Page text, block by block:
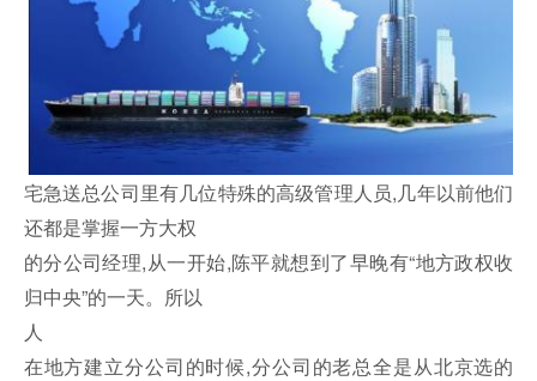
宅急送总公司里有几位特殊的高级管理人员,几年以前他们
还都是掌握一方大权
的分公司经理,从一开始,陈平就想到了早晚有“地方政权收
归中央”的一天。所以
人
在地方建立分公司的时候,分公司的老总全是从北京选的